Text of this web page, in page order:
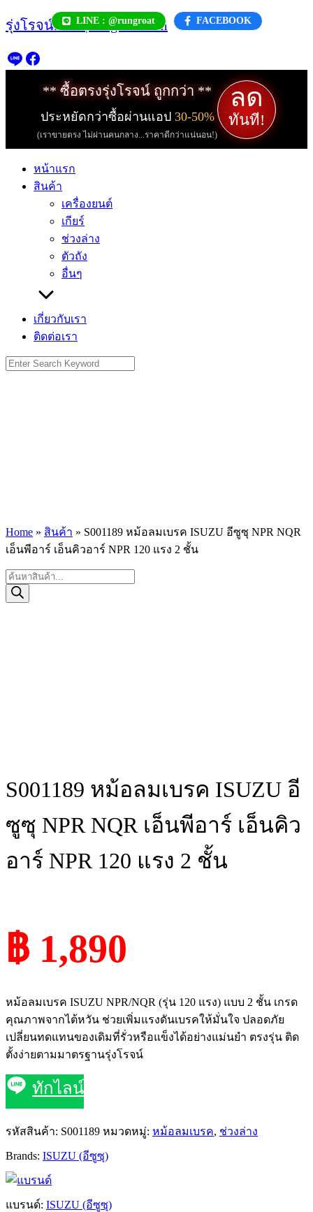
Skip
to
LINE : @rungroat FACEBOOK
รุ่งโรจน์.com | rungroat.com
** ซื้อตรงรุ่งโรจน์ ถูกกว่า **
ประหยัดกว่าซื้อผ่านแอป 30-50%
(เราขายตรง ไม่ผ่านคนกลาง...ราคาดีกว่าแน่นอน!)
ลด
ทันที!
หน้าแรก
สินค้า
เครื่องยนต์
เกียร์
ช่วงล่าง
ตัวถัง
อื่นๆ
เกี่ยวกับเรา
ติดต่อเรา
Search
for:
Home » สินค้า » S001189 หม้อลมเบรค ISUZU อีซูซุ NPR NQR
เอ็นพีอาร์ เอ็นคิวอาร์ NPR 120 แรง 2 ชั้น
Products
search
S001189 หม้อลมเบรค ISUZU อี
ซูซุ NPR NQR เอ็นพีอาร์ เอ็นคิว
อาร์ NPR 120 แรง 2 ชั้น
฿ 1,890
หม้อลมเบรค ISUZU NPR/NQR (รุ่น 120 แรง) แบบ 2 ชั้น เกรด
คุณภาพจากไต้หวัน ช่วยเพิ่มแรงดันเบรคให้มั่นใจ ปลอดภัย
เปลี่ยนทดแทนของเดิมที่รั่วหรือแข็งได้อย่างแม่นยำ ตรงรุ่น ติด
ตั้งง่ายตามมาตรฐานรุ่งโรจน์
ทักไลน์
รหัสสินค้า: S001189 หมวดหมู่: หม้อลมเบรค, ช่วงล่าง
Brands: ISUZU (อีซูซุ)
แบรนด์: ISUZU (อีซูซุ)